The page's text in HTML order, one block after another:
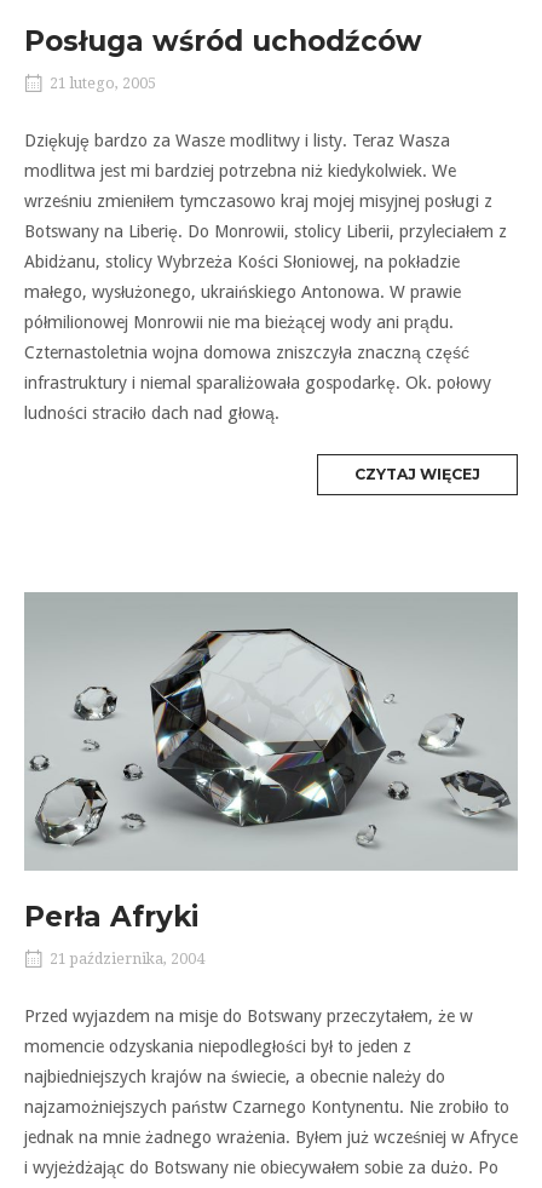
Posługa wśród uchodźców
21 lutego, 2005
Dziękuję bardzo za Wasze modlitwy i listy. Teraz Wasza
modlitwa jest mi bardziej potrzebna niż kiedykolwiek. We
wrześniu zmieniłem tymczasowo kraj mojej misyjnej posługi z
Botswany na Liberię. Do Monrowii, stolicy Liberii, przyleciałem z
Abidżanu, stolicy Wybrzeża Kości Słoniowej, na pokładzie
małego, wysłużonego, ukraińskiego Antonowa. W prawie
półmilionowej Monrowii nie ma bieżącej wody ani prądu.
Czternastoletnia wojna domowa zniszczyła znaczną część
infrastruktury i niemal sparaliżowała gospodarkę. Ok. połowy
ludności straciło dach nad głową.
CZYTAJ WIĘCEJ
Perła Afryki
21 października, 2004
Przed wyjazdem na misje do Botswany przeczytałem, że w
momencie odzyskania niepodległości był to jeden z
najbiedniejszych krajów na świecie, a obecnie należy do
najzamożniejszych państw Czarnego Kontynentu. Nie zrobiło to
jednak na mnie żadnego wrażenia. Byłem już wcześniej w Afryce
i wyjeżdżając do Botswany nie obiecywałem sobie za dużo. Po